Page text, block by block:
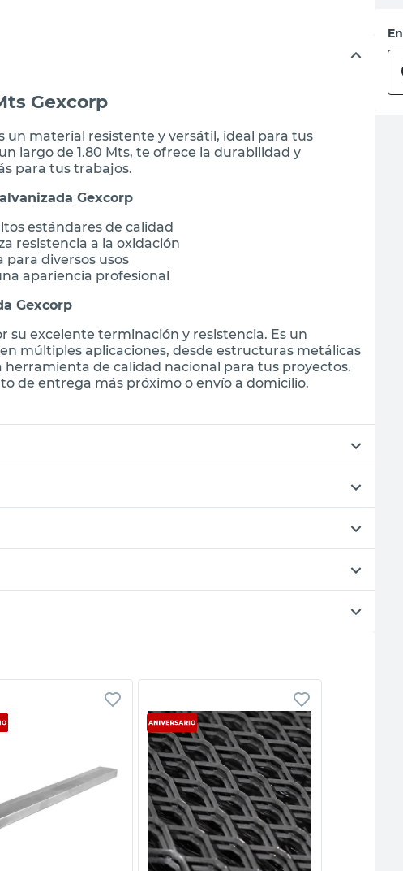
Gexcorp
un material resistente y versátil, ideal para tus
largo de 1.80 Mts, te ofrece la durabilidad y
para tus trabajos.
Gexcorp
estándares de calidad
resistencia a la oxidación
para diversos usos
apariencia profesional
Gexcorp
su excelente terminación y resistencia. Es un
múltiples aplicaciones, desde estructuras metálicas
de calidad nacional para tus proyectos.
de entrega más próximo o envío a domicilio.
Vista rápida